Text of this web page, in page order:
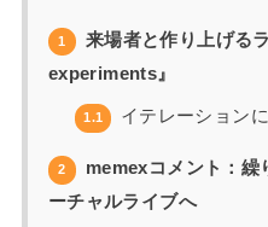
1
来場者と作り上げる
experiments』
1.1 イテレーション
2
memexコメント：繰
ーチャルライブへ